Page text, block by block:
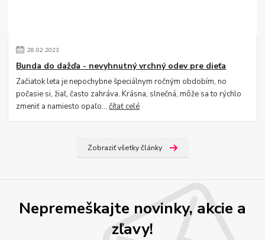
28.02.2023
Bunda do dažďa - nevyhnutný vrchný odev pre dieťa
Začiatok leta je nepochybne špeciálnym ročným obdobím, no
počasie si, žiaľ, často zahráva. Krásna, slnečná, môže sa to rýchlo
zmeniť a namiesto opaľo...čítať celé
Zobraziť všetky články
Nepremeškajte novinky, akcie a
zľavy!